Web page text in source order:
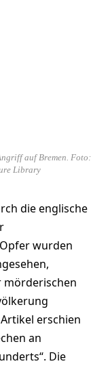
auf Bremen. Foto:
Library
die englische
wurden
mörderischen
erschien
an
Die